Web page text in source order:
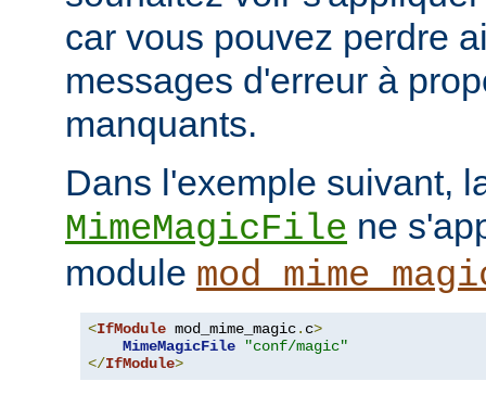
car vous pouvez perdre
messages d'erreur à
manquants.
Dans l'exemple suivant,
MimeMagicFile ne
module
<IfModule mod_mime_magic. c>
MimeMagicFile
"conf/magic"
</IfModule>